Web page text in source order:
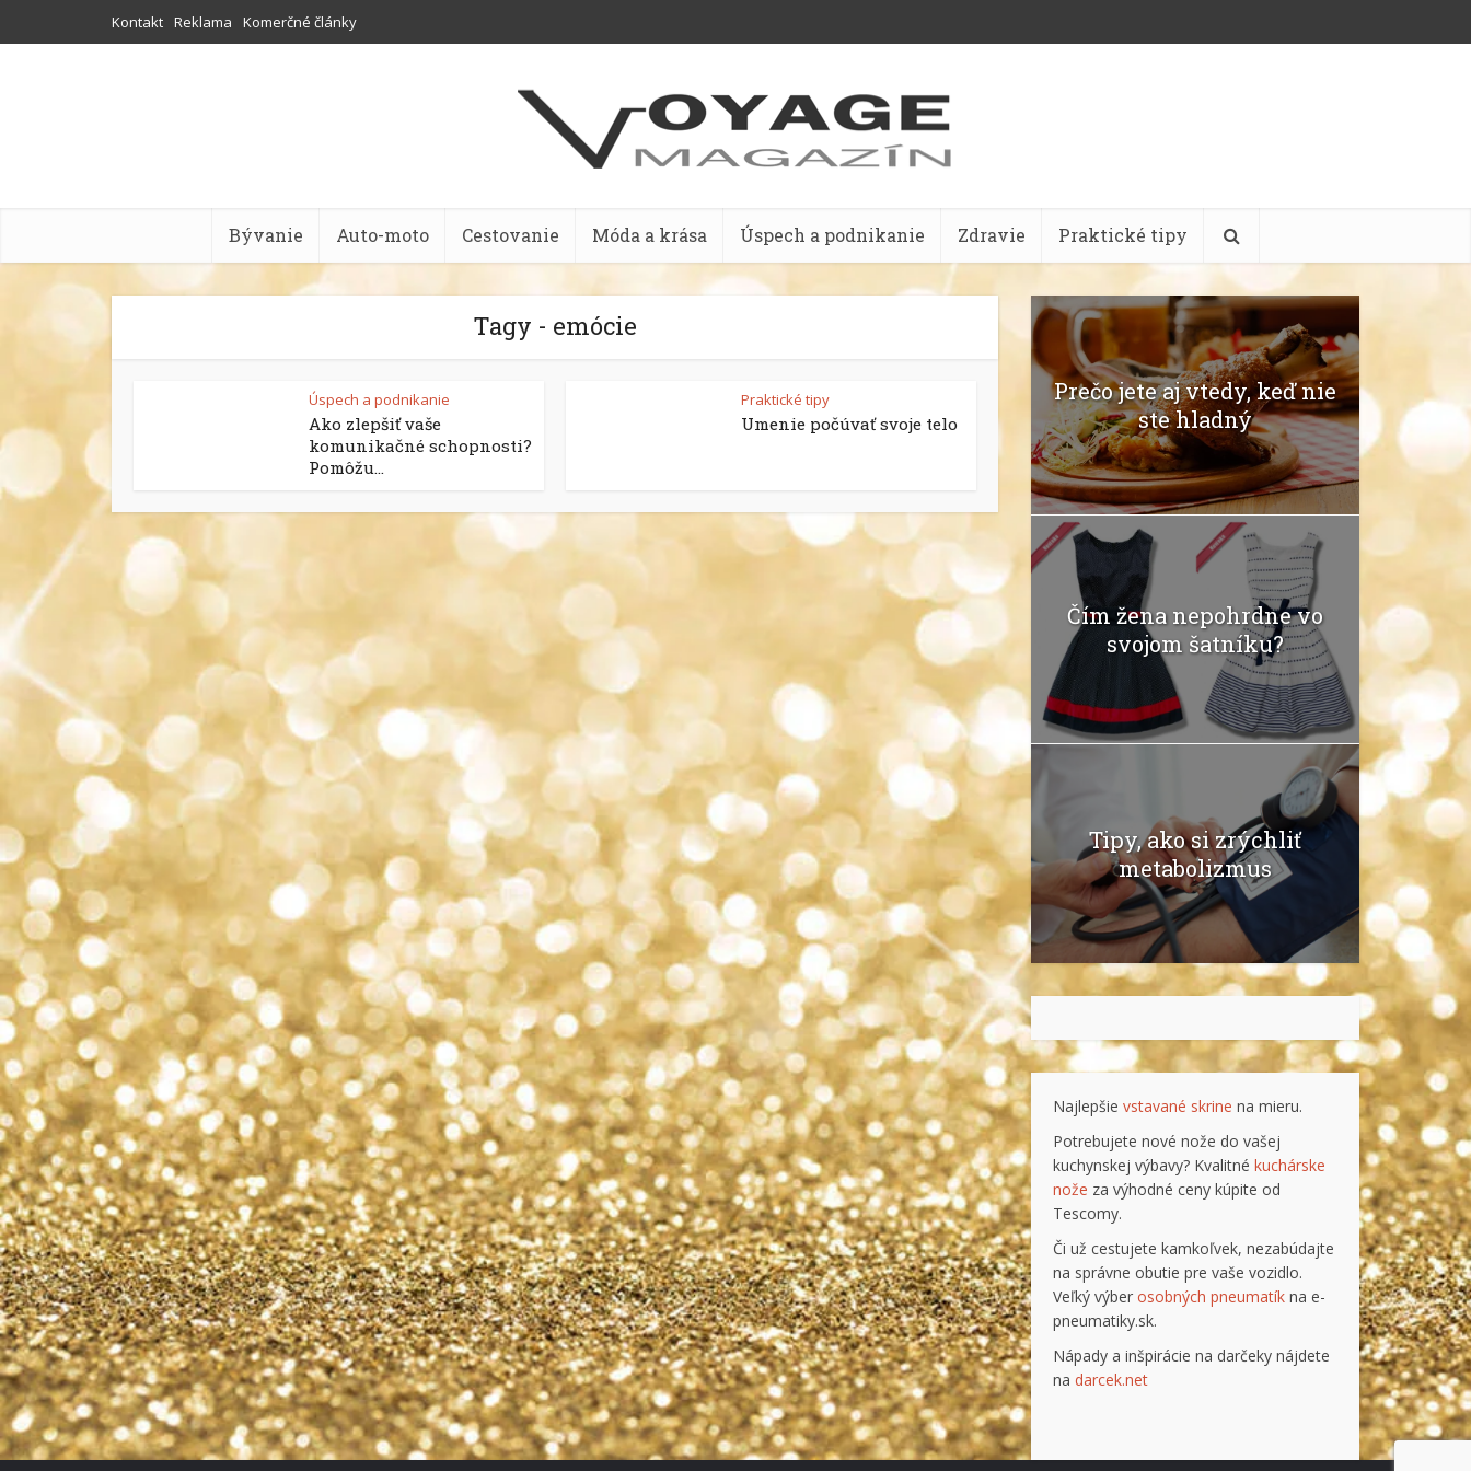
Kontakt Reklama Komerčné články
Bývanie Auto-moto Cestovanie Móda a krása Úspech a podnikanie Zdravie Praktické tipy
Tagy - emócie
Úspech a podnikanie
Ako zlepšiť vaše
komunikačné schopnosti?
Pomôžu...
Praktické tipy
Umenie počúvať svoje telo
Prečo jete aj vtedy, keď nie
ste hladný
Čím žena nepohrdne vo
svojom šatníku?
Tipy, ako si zrýchliť
metabolizmus
Najlepšie vstavané skrine na mieru.
Potrebujete nové nože do vašej
kuchynskej výbavy? Kvalitné kuchárske
nože za výhodné ceny kúpite od
Tescomy.
Či už cestujete kamkoľvek, nezabúdajte
na správne obutie pre vaše vozidlo.
Veľký výber osobných pneumatík na e-
pneumatiky.sk.
Nápady a inšpirácie na darčeky nájdete
na darcek.net